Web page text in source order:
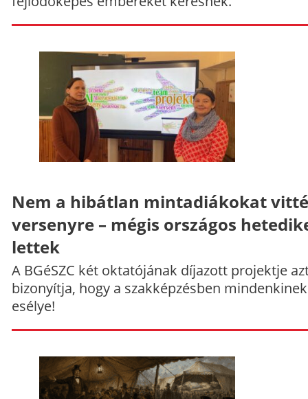
Nem a hibátlan mintadiákokat
versenyre – mégis országos
lettek
A BGéSZC két oktatójának díjazott projektje
bizonyítja, hogy a szakképzésben
esélye!